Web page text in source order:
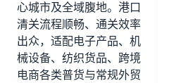
心城市及全域腹地。港口
清关流程顺畅、通关效率
出众，适配电子产品、机
械设备、纺织货品、跨境
电商各类普货与常规外贸